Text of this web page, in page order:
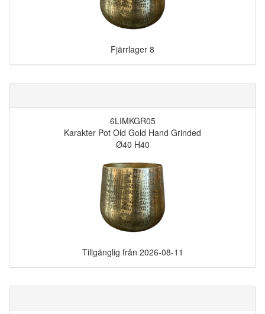
Fjärrlager 8
6LIMKGR05
Karakter Pot Old Gold Hand Grinded
Ø40 H40
Tillgänglig från 2026-08-11